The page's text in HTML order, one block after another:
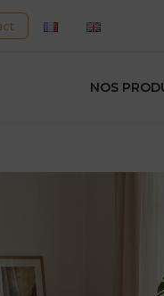
NOS